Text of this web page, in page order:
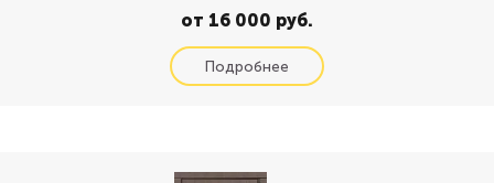
от 16 000 руб.